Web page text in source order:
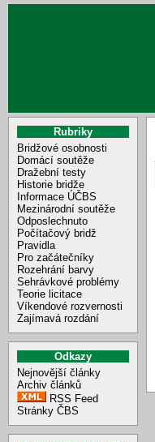
Rubriky
Bridžové osobnosti
Domácí soutěže
Dražební testy
Historie bridže
Informace ÚČBS
Mezinárodní soutěže
Odposlechnuto
Počítačový bridž
Pravidla
Pro začátečníky
Rozehrání barvy
Sehrávkové problémy
Teorie licitace
Víkendové rozvernosti
Zajímavá rozdání
Odkazy
Nejnovější články
Archiv článků
RSS Feed
Stránky ČBS